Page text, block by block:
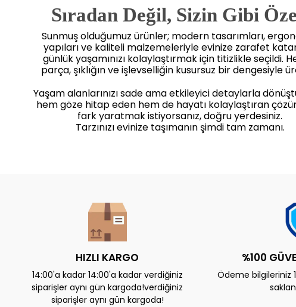
Sıradan Değil, Sizin Gibi
Sunmuş olduğumuz ürünler; modern tasarımları,
yapıları ve kaliteli malzemeleriyle evinize zarafet
günlük yaşamınızı kolaylaştırmak için titizlikle seçildi.
parça, şıklığın ve işlevselliğin kusursuz bir dengesiyle
Yaşam alanlarınızı sade ama etkileyici detaylarla
hem göze hitap eden hem de hayatı kolaylaştıran
fark yaratmak istiyorsanız, doğru yerdesiniz.
Tarzınızı evinize taşımanın şimdi tam zamanı.
HIZLI KARGO
14:00'a kadar 14:00'a kadar verdiğiniz
siparişler aynı gün kargoda!verdiğiniz
siparişler aynı gün kargoda!
%100
Ödeme bilgileriniz